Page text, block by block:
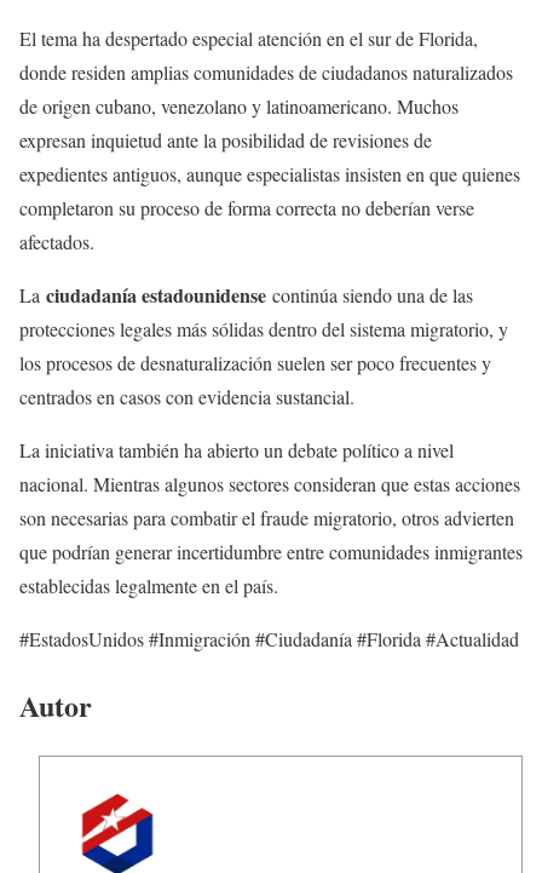
El tema ha despertado especial atención en el sur de Florida,
donde residen amplias comunidades de ciudadanos naturalizados
de origen cubano, venezolano y latinoamericano. Muchos
expresan inquietud ante la posibilidad de revisiones de
expedientes antiguos, aunque especialistas insisten en que quienes
completaron su proceso de forma correcta no deberían verse
afectados.
La ciudadanía estadounidense continúa siendo una de las
protecciones legales más sólidas dentro del sistema migratorio, y
los procesos de desnaturalización suelen ser poco frecuentes y
centrados en casos con evidencia sustancial.
La iniciativa también ha abierto un debate político a nivel
nacional. Mientras algunos sectores consideran que estas acciones
son necesarias para combatir el fraude migratorio, otros advierten
que podrían generar incertidumbre entre comunidades inmigrantes
establecidas legalmente en el país.
#EstadosUnidos #Inmigración #Ciudadanía #Florida #Actualidad
Autor